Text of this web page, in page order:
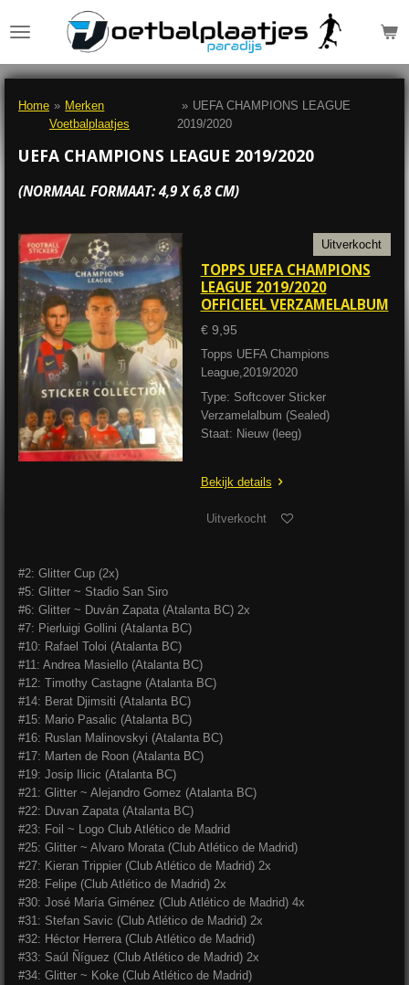
direct
de
Home » Merken
Voetbalplaatjes
» UEFA CHAMPIONS LEAGUE
2019/2020
UEFA CHAMPIONS LEAGUE 2019/2020
(NORMAAL FORMAAT: 4,9 X 6,8 CM)
Uitverkocht
TOPPS UEFA CHAMPIONS
LEAGUE 2019/2020
OFFICIEEL VERZAMELALBUM
€ 9,95
Topps UEFA Champions
League,2019/2020
Type: Softcover Sticker
Verzamelalbum (Sealed)
Staat: Nieuw (leeg)
Bekijk details
Uitverkocht
#2: Glitter Cup (2x)
#5: Glitter ~ Stadio San Siro
#6: Glitter ~ Duván Zapata (Atalanta BC) 2x
#7: Pierluigi Gollini (Atalanta BC)
#10: Rafael Toloi (Atalanta BC)
#11: Andrea Masiello (Atalanta BC)
#12: Timothy Castagne (Atalanta BC)
#14: Berat Djimsiti (Atalanta BC)
#15: Mario Pasalic (Atalanta BC)
#16: Ruslan Malinovskyi (Atalanta BC)
#17: Marten de Roon (Atalanta BC)
#19: Josip Ilicic (Atalanta BC)
#21: Glitter ~ Alejandro Gomez (Atalanta BC)
#22: Duvan Zapata (Atalanta BC)
#23: Foil ~ Logo Club Atlético de Madrid
#25: Glitter ~ Alvaro Morata (Club Atlético de Madrid)
#27: Kieran Trippier (Club Atlético de Madrid) 2x
#28: Felipe (Club Atlético de Madrid) 2x
#30: José María Giménez (Club Atlético de Madrid) 4x
#31: Stefan Savic (Club Atlético de Madrid) 2x
#32: Héctor Herrera (Club Atlético de Madrid)
#33: Saúl Ñíguez (Club Atlético de Madrid) 2x
#34: Glitter ~ Koke (Club Atlético de Madrid)